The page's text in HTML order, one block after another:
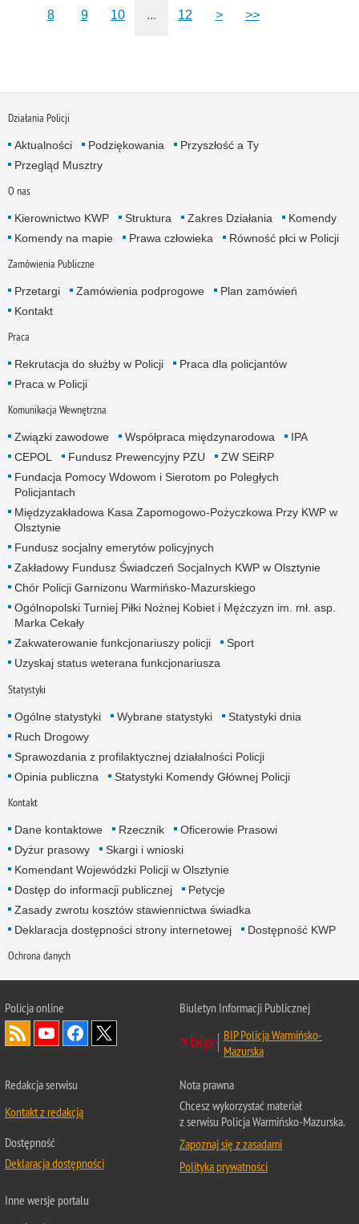
8 9 10 ... 12 > >>
Działania Policji
Aktualności Podziękowania
Przyszłość a Ty
Przegląd Musztry
O nas
Kierownictwo KWP Struktura Zakres Działania
Komendy
Komendy na mapie
Prawa człowieka Równość płci w Policji
Zamówienia Publiczne
Przetargi Zamówienia podprogowe
Plan zamówień
Kontakt
Praca
Rekrutacja do służby w Policji
Praca dla policjantów
Praca w Policji
Komunikacja Wewnętrzna
Związki zawodowe Współpraca międzynarodowa
IPA
CEPOL
Fundusz Prewencyjny PZU
ZW SEiRP
Fundacja Pomocy Wdowom i Sierotom po Poległych
Policjantach
Międzyzakładowa Kasa Zapomogowo-Pożyczkowa Przy KWP w
Olsztynie
Fundusz socjalny emerytów policyjnych
Zakładowy Fundusz Świadczeń Socjalnych KWP w Olsztynie
Chór Policji Garnizonu Warmińsko-Mazurskiego
Ogólnopolski Turniej Piłki Nożnej Kobiet i Mężczyzn im. mł. asp.
Marka Cekały
Zakwaterowanie funkcjonariuszy policji
Sport
Uzyskaj status weterana funkcjonariusza
Statystyki
Ogólne statystyki Wybrane statystyki
Statystyki dnia
Ruch Drogowy
Sprawozdania z profilaktycznej działalności Policji
Opinia publiczna
Statystyki Komendy Głównej Policji
Kontakt
Dane kontaktowe Rzecznik
Oficerowie Prasowi
Dyżur prasowy
Skargi i wnioski
Komendant Wojewódzki Policji w Olsztynie
Dostęp do informacji publicznej
Petycje
Zasady zwrotu kosztów stawiennictwa świadka
Deklaracja dostępności strony internetowej
Dostępność KWP
Ochrona danych
Policja online
Biuletyn Informacji Publicznej
BIP Policja Warmińsko-
Mazurska
Redakcja serwisu
Kontakt z redakcją
Dostępność
Deklaracja dostępności
Nota prawna
Chcesz wykorzystać materiał
z serwisu Policja Warmińsko-Mazurska.
Zapoznaj się z zasadami
Polityka prywatności
Inne wersje portalu